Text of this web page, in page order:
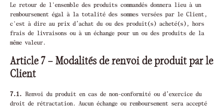
Le retour de l'ensemble des produits commandés donnera lieu à un
remboursement égal à la totalité des sommes versées par le Client,
c'est à dire au prix d’achat du ou des produit(s) acheté(s), hors
frais de livraisons ou à un échange pour un ou des produits de la
même valeur.
Article 7 – Modalités de renvoi de produit par le
Client
7.1.
Renvoi du produit en cas de non-conformité ou d’exercice du
droit de rétractation. Aucun échange ou remboursement sera accepté